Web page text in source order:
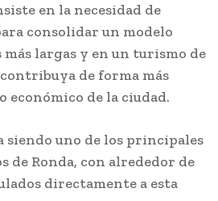
en la necesidad de
consolidar un modelo
más largas y en un turismo de
de forma más
económico de la ciudad.
uno de los principales
de Ronda, con alrededor de
directamente a esta